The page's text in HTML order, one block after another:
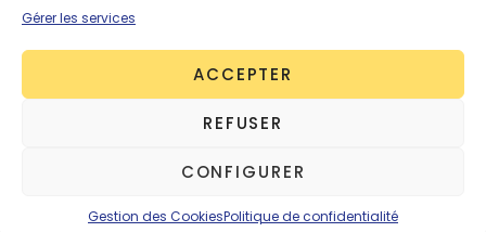
Gérer les services
ACCEPTER
REFUSER
CONFIGURER
Gestion des CookiesPolitique de confidentialité
Conditions générales
Mentions légales
Gestion des cookies
© 2026 - The Good Goods - Tous droits réservés